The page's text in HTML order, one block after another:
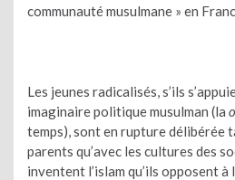
communauté musulmane » en
Les jeunes radicalisés, s’ils
imaginaire politique musulman (la
temps), sont en rupture délibérée
parents qu’avec les cultures des
inventent l’islam qu’ils opposent